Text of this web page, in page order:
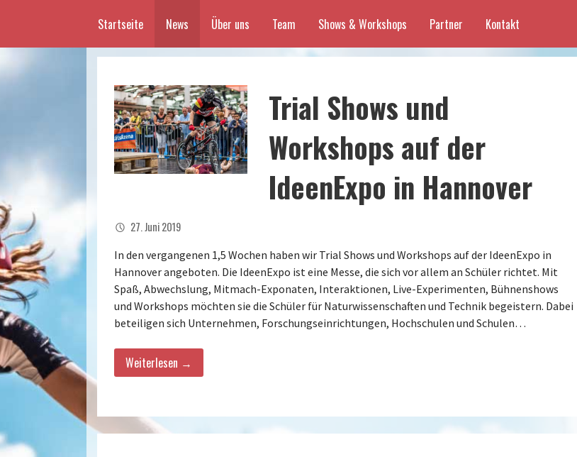
u
p
r
i
n
g
e
n
Startseite News Über uns Team Shows & Workshops Partner Kontakt
Trial Shows und
Workshops auf der
IdeenExpo in Hannover
27. Juni 2019
In den vergangenen 1,5 Wochen haben wir Trial Shows und Workshops auf der IdeenExpo in
Hannover angeboten. Die IdeenExpo ist eine Messe, die sich vor allem an Schüler richtet. Mit
Spaß, Abwechslung, Mitmach-Exponaten, Interaktionen, Live-Experimenten, Bühnenshows
und Workshops möchten sie die Schüler für Naturwissenschaften und Technik begeistern. Dabei
beteiligen sich Unternehmen, Forschungseinrichtungen, Hochschulen und Schulen…
Weiterlesen →